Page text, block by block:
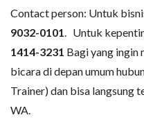
Contact person: Untuk
9032-0101. Untuk
1414-3231 Bagi yang ingin
bicara di depan umum
Trainer) dan bisa langsung
WA.